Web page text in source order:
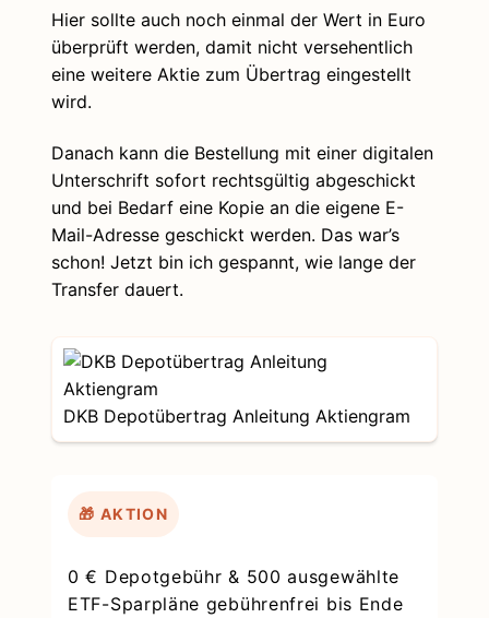
Hier sollte auch noch einmal der Wert in Euro
überprüft werden, damit nicht versehentlich
eine weitere Aktie zum Übertrag eingestellt
wird.
Danach kann die Bestellung mit einer digitalen
Unterschrift sofort rechtsgültig abgeschickt
und bei Bedarf eine Kopie an die eigene E-
Mail-Adresse geschickt werden. Das war’s
schon! Jetzt bin ich gespannt, wie lange der
Transfer dauert.
DKB Depotübertrag Anleitung Aktiengram
🎁 AKTION
0 € Depotgebühr & 500 ausgewählte
ETF-Sparpläne gebührenfrei bis Ende